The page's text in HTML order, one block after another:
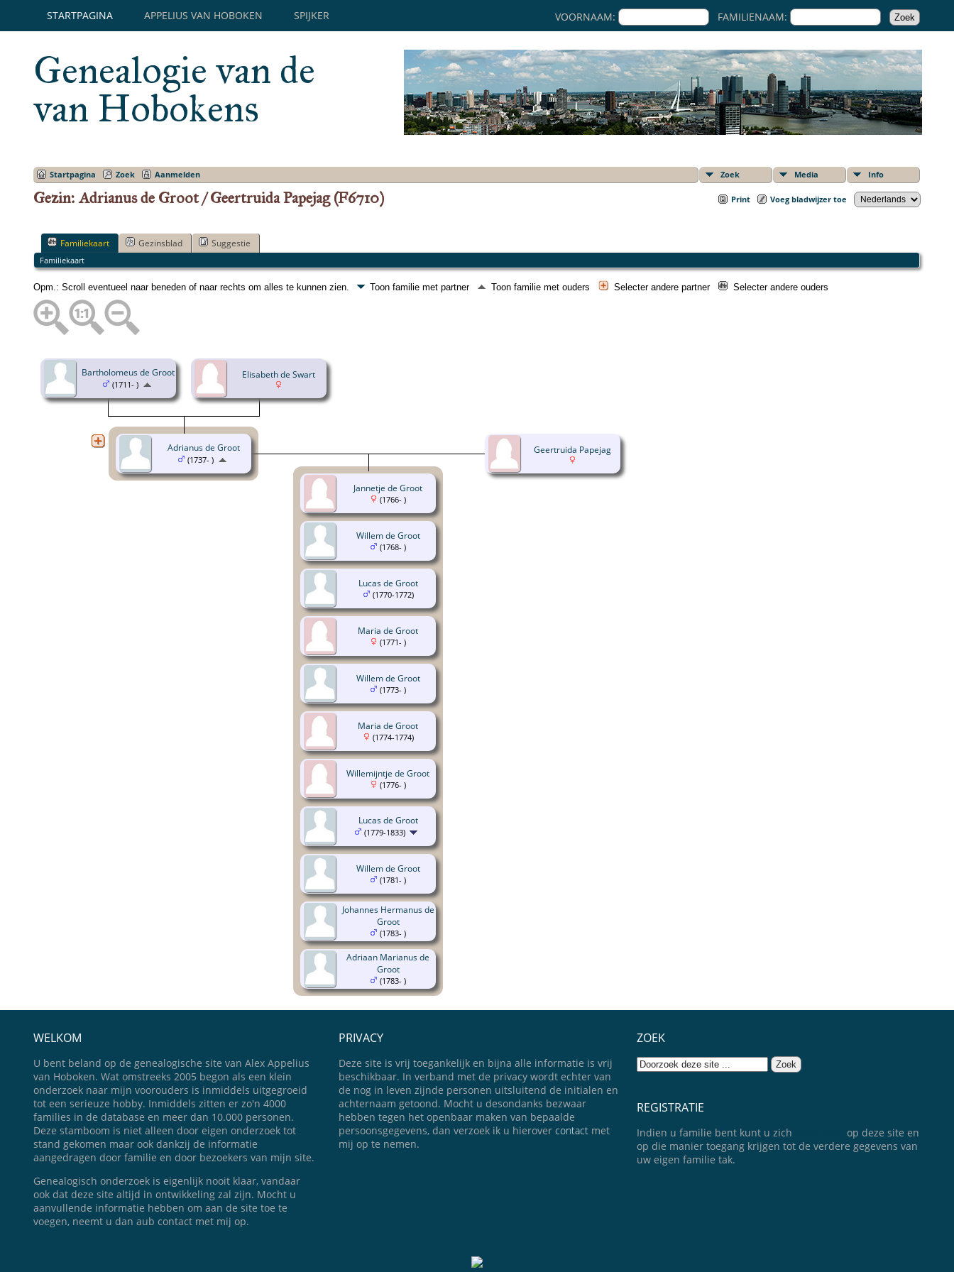
STARTPAGINA APPELIUS VAN HOBOKEN SPIJKER VOORNAAM: FAMILIENAAM:
Genealogie van de
van Hobokens
Zoek Media Info
Startpagina Zoek Aanmelden
Print Voeg bladwijzer toe
Gezin: Adrianus de Groot / Geertruida Papejag (F6710)
Familiekaart Gezinsblad Suggestie
Familiekaart
Opm.: Scroll eventueel naar beneden of naar rechts om alles te kunnen zien. Toon familie met partner Toon familie met ouders Selecter andere partner Selecter andere ouders
Bartholomeus de Groot
(1711- )
Elisabeth de Swart
Adrianus de Groot
(1737- )
Geertruida Papejag
Jannetje de Groot
(1766- )
Willem de Groot
(1768- )
Lucas de Groot
(1770-1772)
Maria de Groot
(1771- )
Willem de Groot
(1773- )
Maria de Groot
(1774-1774)
Willemijntje de Groot
(1776- )
Lucas de Groot
(1779-1833)
Willem de Groot
(1781- )
Johannes Hermanus de
Groot
(1783- )
Adriaan Marianus de
Groot
(1783- )
WELKOM
U bent beland op de genealogische site van Alex Appelius
van Hoboken. Wat omstreeks 2005 begon als een klein
onderzoek naar mijn voorouders is inmiddels uitgegroeid
tot een serieuze hobby. Inmiddels zitten er zo'n 4000
families in de database en meer dan 10.000 personen.
Deze stamboom is niet alleen door eigen onderzoek tot
stand gekomen maar ook dankzij de informatie
aangedragen door familie en door bezoekers van mijn site.
Genealogisch onderzoek is eigenlijk nooit klaar, vandaar
ook dat deze site altijd in ontwikkeling zal zijn. Mocht u
aanvullende informatie hebben om aan de site toe te
voegen, neemt u dan aub contact met mij op.
PRIVACY
Deze site is vrij toegankelijk en bijna alle informatie is vrij
beschikbaar. In verband met de privacy wordt echter van
de nog in leven zijnde personen uitsluitend de initialen en
achternaam getoond. Mocht u desondanks bezwaar
hebben tegen het openbaar maken van bepaalde
persoonsgegevens, dan verzoek ik u hierover contact met
mij op te nemen.
ZOEK
REGISTRATIE
Indien u familie bent kunt u zich
op deze site en
op die manier toegang krijgen tot de verdere gegevens van
uw eigen familie tak.